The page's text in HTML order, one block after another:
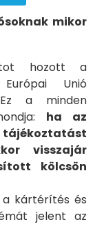
mikor
hozott a
Unió
a minden
ha az
tájékoztatást
visszajár
kölcsön
a kártérítés és
jelent az